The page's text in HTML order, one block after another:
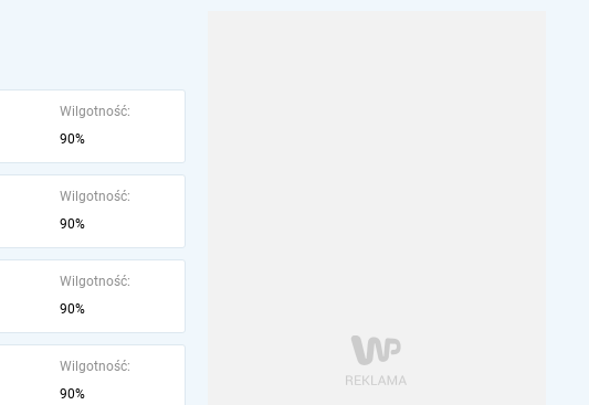
Wilgotność:
90%
Wilgotność:
90%
Wilgotność:
90%
Wilgotność:
90%